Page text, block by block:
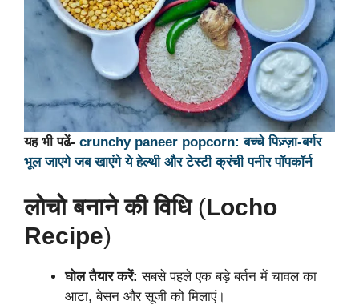
यह भी पढें- crunchy paneer popcorn: बच्चे पिज़्ज़ा-बर्गर
भूल जाएगे जब खाएंगे ये हेल्थी और टेस्टी क्रंची पनीर पॉपकॉर्न
लोचो बनाने की विधि(Locho
Recipe)
घोल तैयार करें: सबसे पहले एक बड़े बर्तन में चावल का
आटा, बेसन और सूजी को मिलाएं।